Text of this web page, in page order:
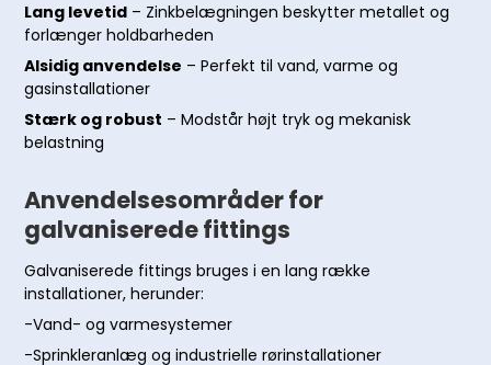
Lang levetid – Zinkbelægningen beskytter metallet og
forlænger holdbarheden
Alsidig anvendelse – Perfekt til vand, varme og
gasinstallationer
Stærk og robust – Modstår højt tryk og mekanisk
belastning
Anvendelsesområder for
galvaniserede fittings
Galvaniserede fittings bruges i en lang række
installationer, herunder:
-Vand- og varmesystemer
-Sprinkleranlæg og industrielle rørinstallationer